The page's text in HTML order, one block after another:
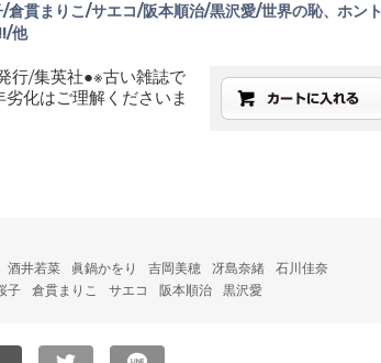
倉貫まりこ/サエコ/阪本順治/黒沢愛/世界の恥、ホント
他
行/集英社●※古い雑誌で
化はご理解くださいま
酒井若菜 眞鍋かをり 吉岡美穂 冴島奈緒
石川佳奈
子 倉貫まりこ サエコ 阪本順治 黒沢愛